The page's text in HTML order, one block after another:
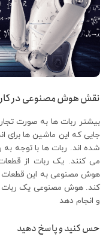
نقش هوش مصنوعی در کار
بیشتر ربات ها به صورت
جایی که این ماشین ها برای
شده اند. ربات ها با توجه به
می کنند. یک ربات از
هوش مصنوعی به این قطعات
کند. هوش مصنوعی یک ربات را
و انجام دهد
حس کنید و پاسخ دهید